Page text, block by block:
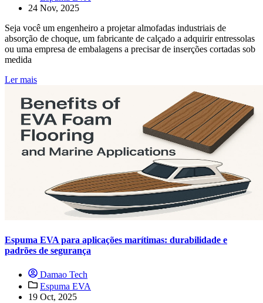
24 Nov, 2025
Seja você um engenheiro a projetar almofadas industriais de
absorção de choque, um fabricante de calçado a adquirir entressolas
ou uma empresa de embalagens a precisar de inserções cortadas sob
medida
Ler mais
Espuma EVA para aplicações marítimas: durabilidade e
padrões de segurança
Damao Tech
Espuma EVA
19 Oct, 2025